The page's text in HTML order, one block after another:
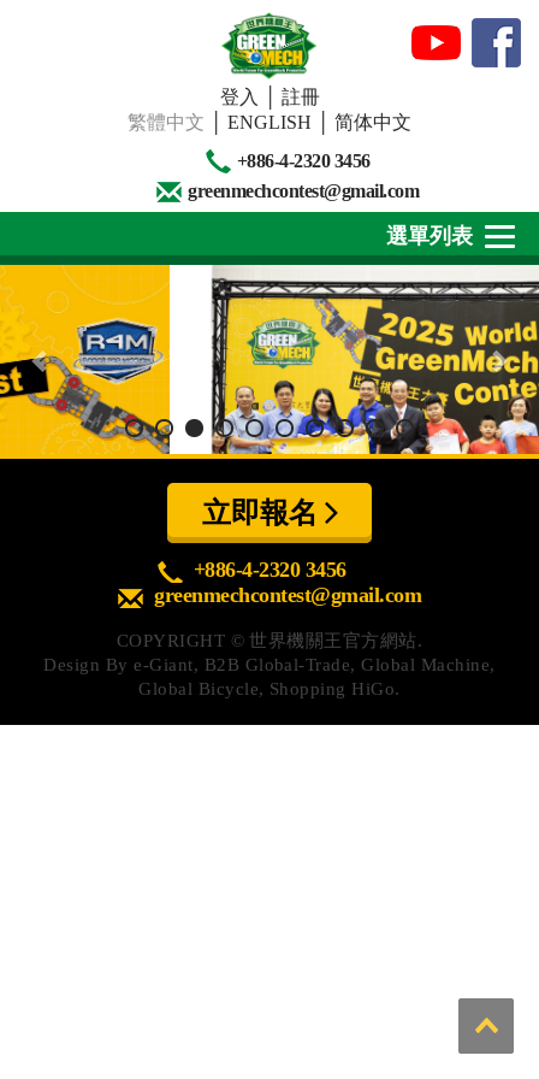
登入
註冊
繁體中文
ENGLISH
简体中文
+886-4-2320 3456
greenmechcontest@gmail.com
關於我們
最新消息
下載專區
精彩回顧
心得分享
Q&A專區
友情連結
選單列表
立即報名
+886-4-2320 3456
greenmechcontest@gmail.com
COPYRIGHT ©世界機關王官方網站.
Design Bye-Giant, B2B Global-Trade,Global Machine,
Global Bicycle, Shopping HiGo.